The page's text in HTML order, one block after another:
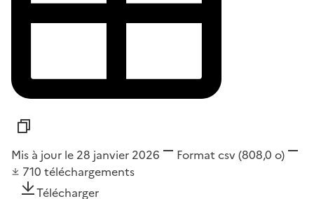
Mis à jour le 28 janvier 2026 Format csv(808,0 o)
710 téléchargements
Télécharger